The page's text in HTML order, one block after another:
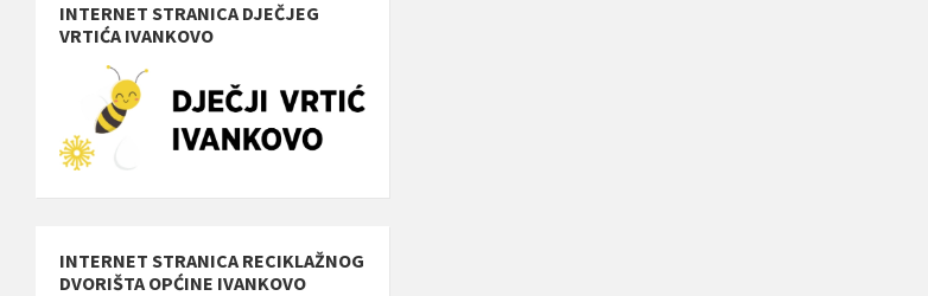
INTERNET STRANICA DJEČJEG
VRTIĆA IVANKOVO
INTERNET STRANICA RECIKLAŽNOG
DVORIŠTA OPĆINE IVANKOVO